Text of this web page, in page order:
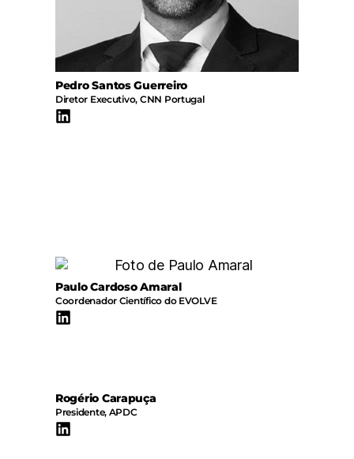
Pedro Santos Guerreiro
Diretor Executivo, CNN Portugal
Paulo Cardoso Amaral
Coordenador Científico do EVOLVE
Rogério Carapuça
Presidente, APDC